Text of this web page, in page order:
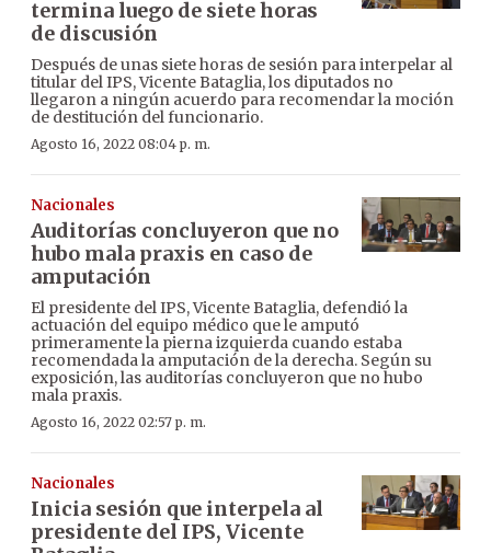
termina luego de siete horas
de discusión
Después de unas siete horas de sesión para interpelar al
titular del IPS, Vicente Bataglia, los diputados no
llegaron a ningún acuerdo para recomendar la moción
de destitución del funcionario.
Agosto 16, 2022 08:04 p. m.
Nacionales
Auditorías concluyeron que no
hubo mala praxis en caso de
amputación
El presidente del IPS, Vicente Bataglia, defendió la
actuación del equipo médico que le amputó
primeramente la pierna izquierda cuando estaba
recomendada la amputación de la derecha. Según su
exposición, las auditorías concluyeron que no hubo
mala praxis.
Agosto 16, 2022 02:57 p. m.
Nacionales
Inicia sesión que interpela al
presidente del IPS, Vicente